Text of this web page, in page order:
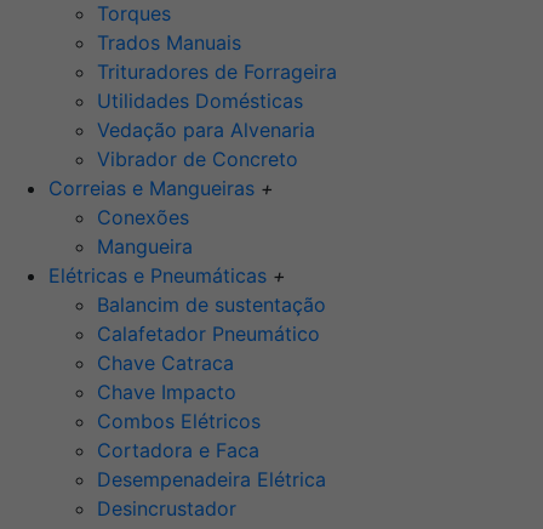
Torques
Trados Manuais
Trituradores de Forrageira
Utilidades Domésticas
Vedação para Alvenaria
Vibrador de Concreto
Correias e Mangueiras +
Conexões
Mangueira
Elétricas e Pneumáticas +
Balancim de sustentação
Calafetador Pneumático
Chave Catraca
Chave Impacto
Combos Elétricos
Cortadora e Faca
Desempenadeira Elétrica
Desincrustador